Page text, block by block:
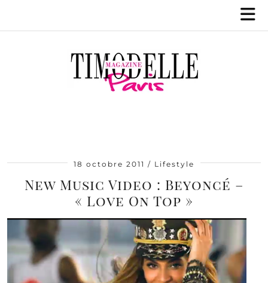
18 octobre 2011 Lifestyle
New Music Video : Beyoncé –
« Love On Top »